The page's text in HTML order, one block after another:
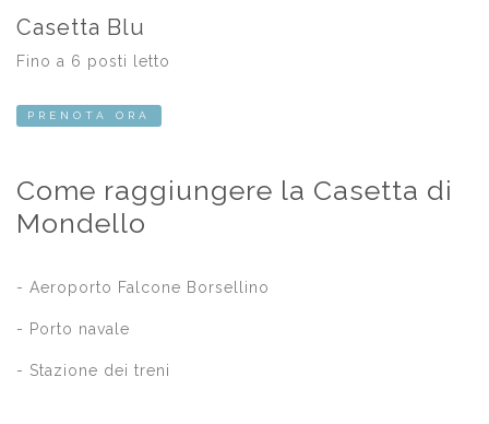
Casetta Blu
Fino a 6 posti letto
PRENOTA ORA
Come raggiungere la Casetta di
Mondello
- Aeroporto Falcone Borsellino
- Porto navale
- Stazione dei treni